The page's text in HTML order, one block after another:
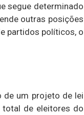
segue determinado
outras posições
partidos políticos, o
de um projeto de lei
total de eleitores do